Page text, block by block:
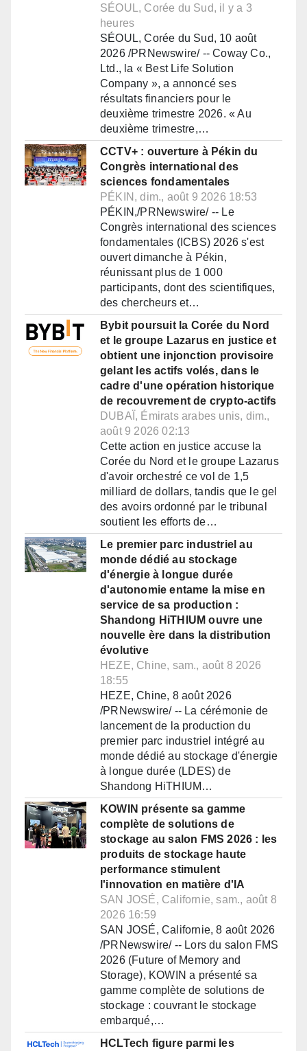
SÉOUL, Corée du Sud, il y a 3
heures
SÉOUL, Corée du Sud, 10 août
2026 /PRNewswire/ -- Coway Co.,
Ltd., la « Best Life Solution
Company », a annoncé ses
résultats financiers pour le
deuxième trimestre 2026. « Au
deuxième trimestre,…
CCTV+ : ouverture à Pékin du
Congrès international des
sciences fondamentales
PÉKIN, dim., août 9 2026 18:53
PÉKIN,/PRNewswire/ -- Le
Congrès international des sciences
fondamentales (ICBS) 2026 s'est
ouvert dimanche à Pékin,
réunissant plus de 1 000
participants, dont des scientifiques,
des chercheurs et…
Bybit poursuit la Corée du Nord
et le groupe Lazarus en justice et
obtient une injonction provisoire
gelant les actifs volés, dans le
cadre d'une opération historique
de recouvrement de crypto-actifs
DUBAÏ, Émirats arabes unis, dim.,
août 9 2026 02:13
Cette action en justice accuse la
Corée du Nord et le groupe Lazarus
d'avoir orchestré ce vol de 1,5
milliard de dollars, tandis que le gel
des avoirs ordonné par le tribunal
soutient les efforts de…
Le premier parc industriel au
monde dédié au stockage
d'énergie à longue durée
d'autonomie entame la mise en
service de sa production :
Shandong HiTHIUM ouvre une
nouvelle ère dans la distribution
évolutive
HEZE, Chine, sam., août 8 2026
18:55
HEZE, Chine, 8 août 2026
/PRNewswire/ -- La cérémonie de
lancement de la production du
premier parc industriel intégré au
monde dédié au stockage d'énergie
à longue durée (LDES) de
Shandong HiTHIUM…
KOWIN présente sa gamme
complète de solutions de
stockage au salon FMS 2026 : les
produits de stockage haute
performance stimulent
l'innovation en matière d'IA
SAN JOSÉ, Californie, sam., août 8
2026 16:59
SAN JOSÉ, Californie, 8 août 2026
/PRNewswire/ -- Lors du salon FMS
2026 (Future of Memory and
Storage), KOWIN a présenté sa
gamme complète de solutions de
stockage : couvrant le stockage
embarqué,…
HCLTech figure parmi les